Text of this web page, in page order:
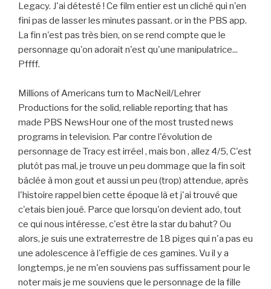
Legacy. J'ai détesté ! Ce film entier est un cliché qui n'en
fini pas de lasser les minutes passant. or in the PBS app.
La fin n'est pas très bien, on se rend compte que le
personnage qu'on adorait n'est qu'une manipulatrice...
Pffff.
Millions of Americans turn to MacNeil/Lehrer
Productions for the solid, reliable reporting that has
made PBS NewsHour one of the most trusted news
programs in television. Par contre l'évolution de
personnage de Tracy est irréel , mais bon , allez 4/5, C'est
plutôt pas mal, je trouve un peu dommage que la fin soit
bâclée à mon gout et aussi un peu (trop) attendue, après
l'histoire rappel bien cette époque là et j'ai trouvé que
c'etais bien joué. Parce que lorsqu'on devient ado, tout
ce qui nous intéresse, c'est être la star du bahut? Ou
alors, je suis une extraterrestre de 18 piges qui n'a pas eu
une adolescence à l'effigie de ces gamines. Vu il y a
longtemps, je ne m'en souviens pas suffissament pour le
noter mais je me souviens que le personnage de la fille